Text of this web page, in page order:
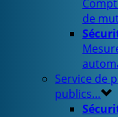
de
Service de
publics…